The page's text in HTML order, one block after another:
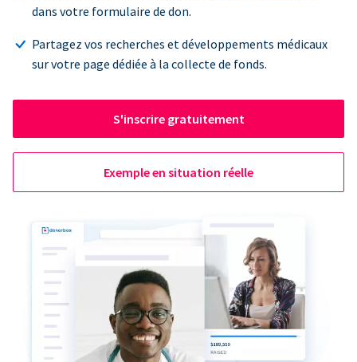
dans votre formulaire de don.
Partagez vos recherches et développements médicaux
sur votre page dédiée à la collecte de fonds.
S'inscrire gratuitement
Exemple en situation réelle